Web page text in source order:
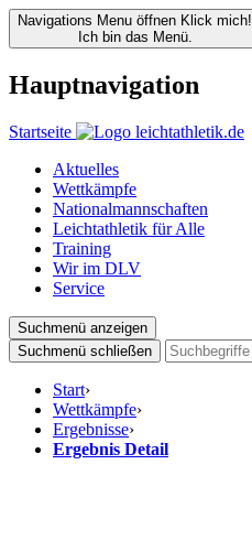
Navigations Menu öffnen Klick mich!
Ich bin das Menü.
Hauptnavigation
Startseite
Aktuelles
Wettkämpfe
Nationalmannschaften
Leichtathletik für Alle
Training
Wir im DLV
Service
Suchmenü anzeigen
Suchmenü schließen
Start›
Wettkämpfe›
Ergebnisse›
Ergebnis Detail